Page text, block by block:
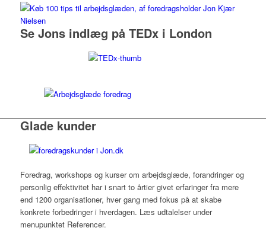
Se Jons indlæg på TEDx i London
Glade kunder
Foredrag, workshops og kurser om arbejdsglæde, forandringer og
personlig effektivitet har i snart to årtier givet erfaringer fra mere
end 1200 organisationer, hver gang med fokus på at skabe
konkrete forbedringer i hverdagen. Læs udtalelser under
menupunktet Referencer.